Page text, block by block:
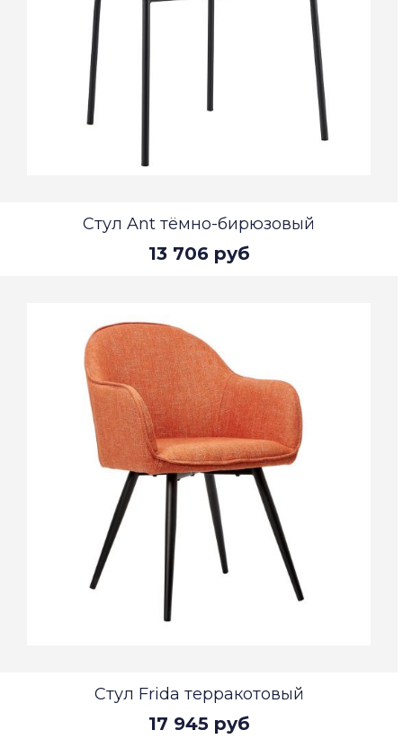
Стул Ant тёмно-бирюзовый
13 706 руб
Стул Frida терракотовый
17 945 руб